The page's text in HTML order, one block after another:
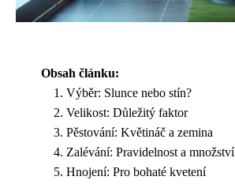
Obsah článku:
Výběr: Slunce nebo stín?
Velikost: Důležitý faktor
Pěstování: Květináč a zemina
Zalévání: Pravidelnost a množství
Hnojení: Pro bohaté kvetení